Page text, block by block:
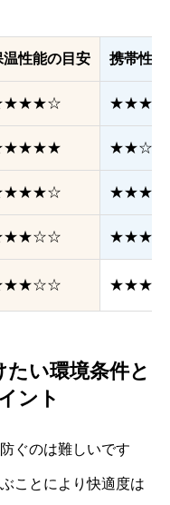
温性能の目安 携帯性
い環境条件と
ント
ぐのは難しいです
ことにより快適度は